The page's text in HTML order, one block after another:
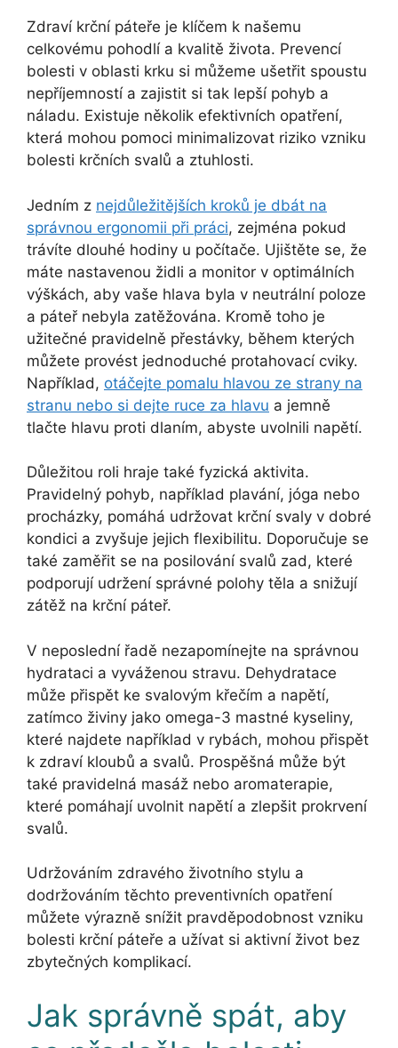
Zdraví krční páteře je klíčem k našemu
celkovému pohodlí a kvalitě života. Prevencí
bolesti v oblasti krku si můžeme ušetřit spoustu
nepříjemností a zajistit si tak lepší pohyb a
náladu. Existuje několik efektivních opatření,
která mohou pomoci minimalizovat riziko vzniku
bolesti krčních svalů a ztuhlosti.
Jedním z nejdůležitějších kroků je dbát na
správnou ergonomii při práci, zejména pokud
trávíte dlouhé hodiny u počítače. Ujištěte se, že
máte nastavenou židli a monitor v optimálních
výškách, aby vaše hlava byla v neutrální poloze
a páteř nebyla zatěžována. Kromě toho je
užitečné pravidelně přestávky, během kterých
můžete provést jednoduché protahovací cviky.
Například, otáčejte pomalu hlavou ze strany na
stranu nebo si dejte ruce za hlavu a jemně
tlačte hlavu proti dlaním, abyste uvolnili napětí.
Důležitou roli hraje také fyzická aktivita.
Pravidelný pohyb, například plavání, jóga nebo
procházky, pomáhá udržovat krční svaly v dobré
kondici a zvyšuje jejich flexibilitu. Doporučuje se
také zaměřit se na posilování svalů zad, které
podporují udržení správné polohy těla a snižují
zátěž na krční páteř.
V neposlední řadě nezapomínejte na správnou
hydrataci a vyváženou stravu. Dehydratace
může přispět ke svalovým křečím a napětí,
zatímco živiny jako omega-3 mastné kyseliny,
které najdete například v rybách, mohou přispět
k zdraví kloubů a svalů. Prospěšná může být
také pravidelná masáž nebo aromaterapie,
které pomáhají uvolnit napětí a zlepšit prokrvení
svalů.
Udržováním zdravého životního stylu a
dodržováním těchto preventivních opatření
můžete výrazně snížit pravděpodobnost vzniku
bolesti krční páteře a užívat si aktivní život bez
zbytečných komplikací.
Jak správně spát, aby